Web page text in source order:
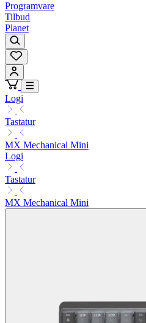
Programvare
Tilbud
Planet
Logi
Tastatur
MX Mechanical Mini
Logi
Tastatur
MX Mechanical Mini